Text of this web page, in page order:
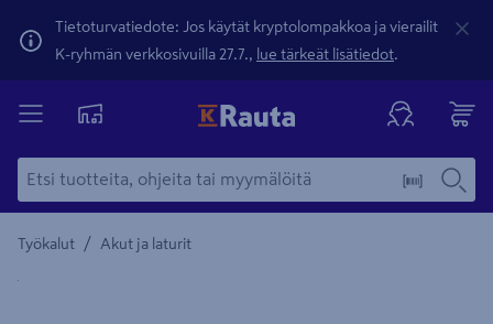
Tietoturvatiedote: Jos käytät kryptolompakkoa ja vierailit
K-ryhmän verkkosivuilla 27.7., lue tärkeät lisätiedot.
Työkalut / Akut ja laturit
Yksityiskohtainen kuvaus löytyy Tuotteen kuvaus -